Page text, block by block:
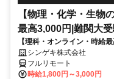
【物理・化学・生物
最高3,000円|難関大
【理科・オンライン・時給
徹底的に「鬼管理」をする
シンゲキ株式会社
フルリモート
時給1,800円～3,000円